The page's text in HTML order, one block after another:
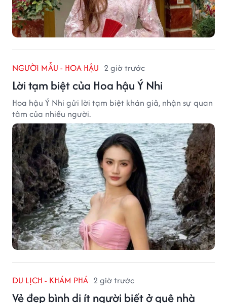
NGƯỜI MẪU - HOA HẬU 2 giờ trước
Lời tạm biệt của Hoa hậu Ý Nhi
Hoa hậu Ý Nhi gửi lời tạm biệt khán giả, nhận sự quan
tâm của nhiều người.
DU LỊCH - KHÁM PHÁ 2 giờ trước
Vẻ đẹp bình dị ít người biết ở quê nhà